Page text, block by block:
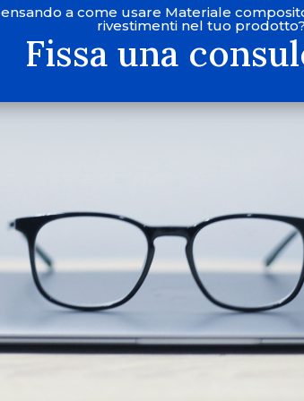
a come usare Materiale
rivestimenti nel tuo prodotto?
Fissa una